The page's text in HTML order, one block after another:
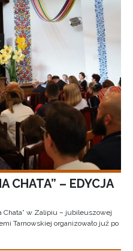
CHATA” – EDYCJA
Chata” w Zalipiu – jubileuszowej
Tarnowskiej organizowało już po